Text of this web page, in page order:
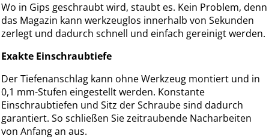
Wo in Gips geschraubt wird, staubt es. Kein Problem, denn
das Magazin kann werkzeuglos innerhalb von Sekunden
zerlegt und dadurch schnell und einfach gereinigt werden.
Exakte Einschraubtiefe
Der Tiefenanschlag kann ohne Werkzeug montiert und in
0,1 mm-Stufen eingestellt werden. Konstante
Einschraubtiefen und Sitz der Schraube sind dadurch
garantiert. So schließen Sie zeitraubende Nacharbeiten
von Anfang an aus.